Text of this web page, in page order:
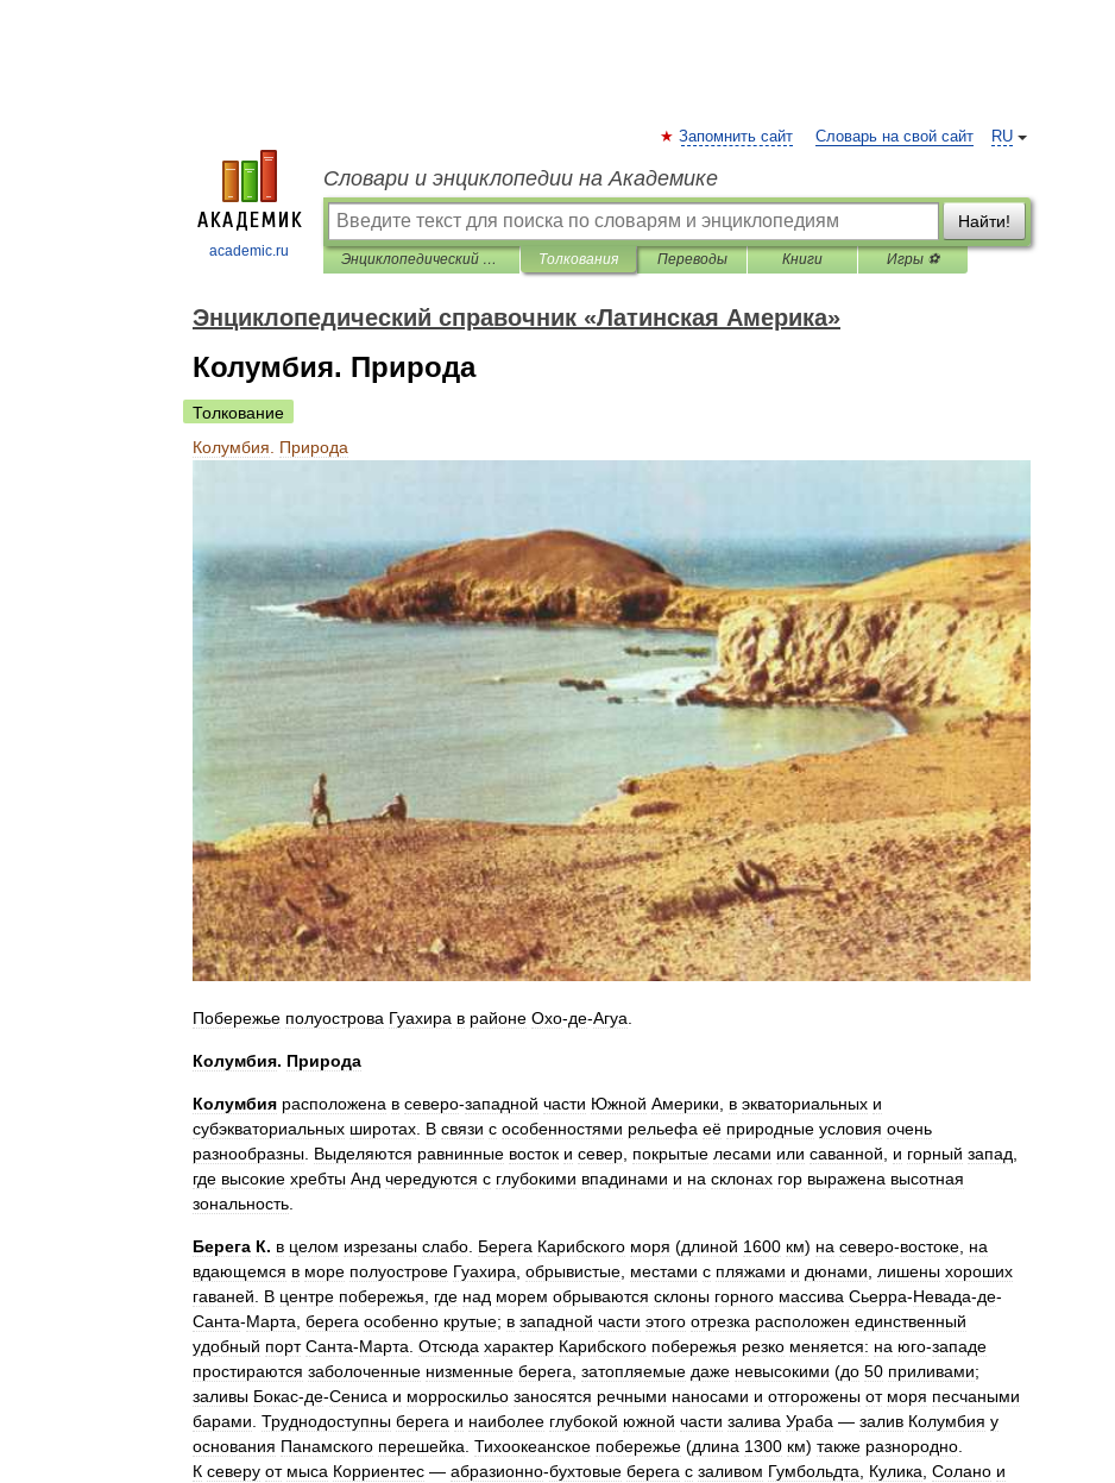
academic.ru
RU
Запомнить сайт Словарь на свой сайт
Словари и энциклопедии на Академике
Найти!
Энциклопедический справочник «Латинская Америка» Толкования Переводы Книги Игры ⚽
Энциклопедический справочник «Латинская Америка»
Колумбия. Природа
Толкование
Колумбия
Природа
Побережье полуострова Гуахира в районе Охо-де-Агуа.
Колумбия. Природа
Колумбия расположена в северо-западной части Южной Америки, в экваториальных и
субэкваториальных широтах. В связи с особенностями рельефа её природные условия очень
разнообразны. Выделяются равнинные восток и север, покрытые лесами или саванной, и горный запад,
где высокие хребты Анд чередуются с глубокими впадинами и на склонах гор выражена высотная
зональность.
Берега К. в целом изрезаны слабо. Берега Карибского моря (длиной 1600 км) на северо-востоке, на
вдающемся в море полуострове Гуахира, обрывистые, местами с пляжами и дюнами, лишены хороших
гаваней. В центре побережья, где над морем обрываются склоны горного массива Сьерра-Невада-де-
Санта-Марта, берега особенно крутые; в западной части этого отрезка расположен единственный
удобный порт Санта-Марта. Отсюда характер Карибского побережья резко меняется: на юго-западе
простираются заболоченные низменные берега, затопляемые даже невысокими (до 50 приливами;
заливы Бокас-де-Сениса и морроскильо заносятся речными наносами и отгорожены от моря песчаными
барами. Труднодоступны берега и наиболее глубокой южной части залива Ураба — залив Колумбия у
основания Панамского перешейка. Тихоокеанское побережье (длина 1300 км) также разнородно.
К северу от мыса Корриентес — абразионно-бухтовые берега с заливом Гумбольдта, Кулика, Солано и